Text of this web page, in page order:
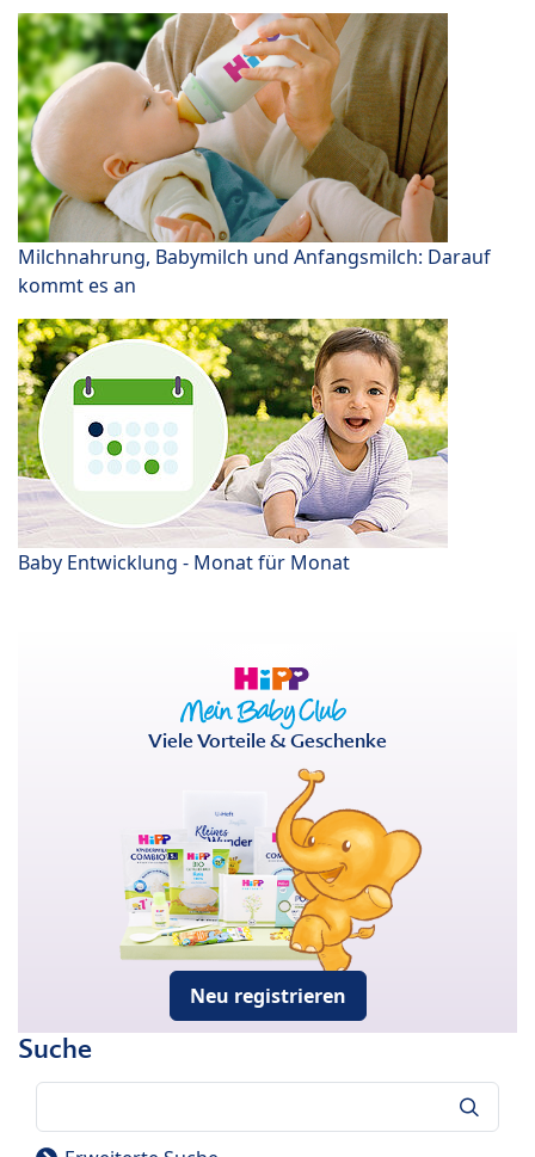
Milchnahrung, Babymilch und Anfangsmilch: Darauf
kommt es an
Baby Entwicklung - Monat für Monat
Viele Vorteile & Geschenke
Neu registrieren
Suche